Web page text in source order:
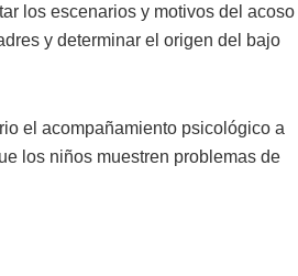
los escenarios y motivos del acoso
y determinar el origen del bajo
el acompañamiento psicológico a
los niños muestren problemas de